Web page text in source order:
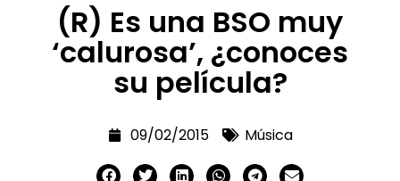
(R) Es una BSO muy
‘calurosa’, ¿conoces
su película?
09/02/2015 Música